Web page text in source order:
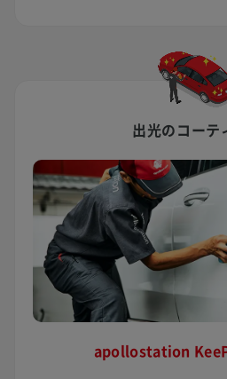
出光のコーテ
apollostation